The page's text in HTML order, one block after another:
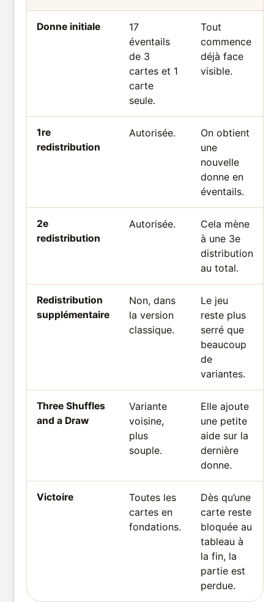
Donne initiale
17
éventails
de 3
cartes et 1
carte
seule.
Tout
commence
déjà face
visible.
1re
redistribution
Autorisée.
On obtient
une
nouvelle
donne en
éventails.
2e
redistribution
Autorisée.
Cela mène
à une 3e
distribution
au total.
Redistribution
supplémentaire
Non, dans
la version
classique.
Le jeu
reste plus
serré que
beaucoup
de
variantes.
Three Shuffles
and a Draw
Variante
voisine,
plus
souple.
Elle ajoute
une petite
aide sur la
dernière
donne.
Victoire
Toutes les
cartes en
fondations.
Dès qu’une
carte reste
bloquée au
tableau à
la fin, la
partie est
perdue.